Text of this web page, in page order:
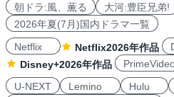
朝ドラ:風、薫る 大河:豊臣兄弟!
2026年夏(7月)国内ドラマ一覧
Netflix
Netflix2026年作品
Disney+2026年作品
U-NEXT
Lemino Hulu